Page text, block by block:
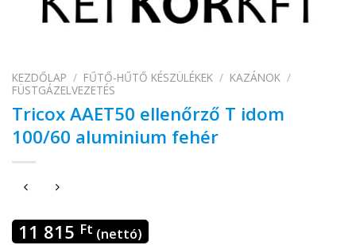
KEZDŐLAP / FŰTŐ-HŰTŐ KÉSZÜLÉKEK / KAZÁNOK /
FÜSTGÁZELVEZETÉS
Tricox AAET50 ellenőrző T idom
100/60 aluminium fehér
11 815 Ft (nettó)